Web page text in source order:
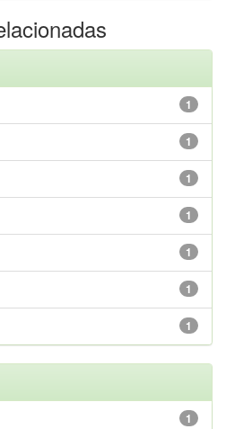
1
1
1
1
1
1
1
1